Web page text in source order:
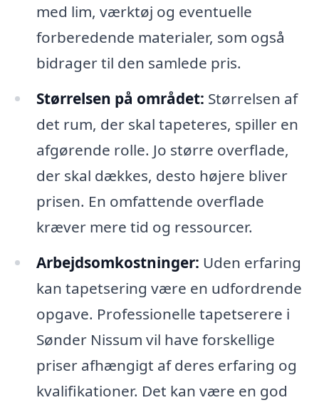
med lim, værktøj og eventuelle
forberedende materialer, som også
bidrager til den samlede pris.
Størrelsen på området: Størrelsen af
det rum, der skal tapeteres, spiller en
afgørende rolle. Jo større overflade,
der skal dækkes, desto højere bliver
prisen. En omfattende overflade
kræver mere tid og ressourcer.
Arbejdsomkostninger: Uden erfaring
kan tapetsering være en udfordrende
opgave. Professionelle tapetserere i
Sønder Nissum vil have forskellige
priser afhængigt af deres erfaring og
kvalifikationer. Det kan være en god